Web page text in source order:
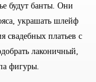
будут банты. Они
украшать шлейф
свадебных платьев с
лаконичный,
фигуры.